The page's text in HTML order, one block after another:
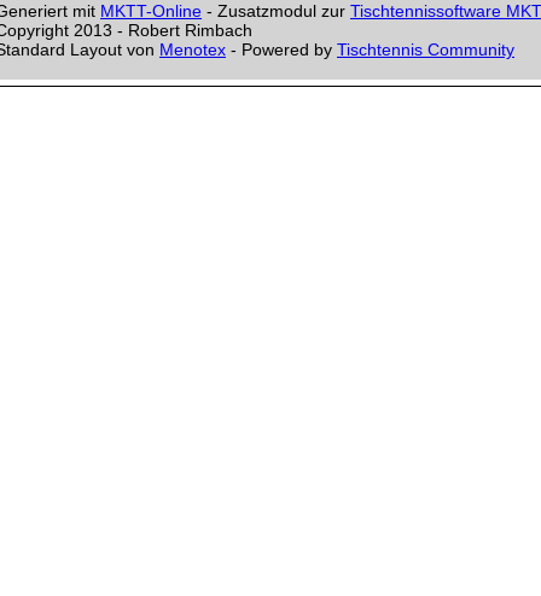
mit MKTT-Online - Zusatzmodul zur Tischtennissoftware
2013 - Robert Rimbach
Layout von Menotex - Powered by Tischtennis Community